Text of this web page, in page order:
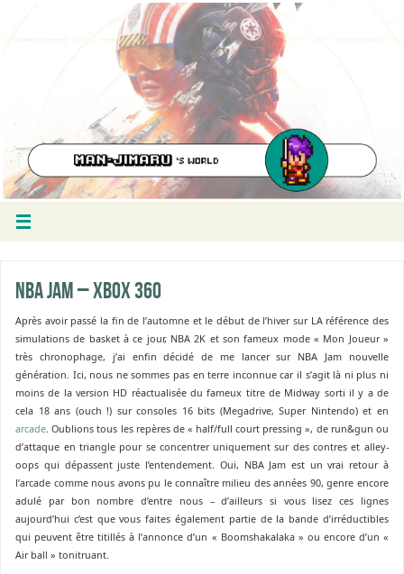
NBA Jam – Xbox 360
Après avoir passé la fin de l’automne et le début de l’hiver sur LA référence des
simulations de basket à ce jour, NBA 2K et son fameux mode « Mon Joueur »
très chronophage, j’ai enfin décidé de me lancer sur NBA Jam nouvelle
génération. Ici, nous ne sommes pas en terre inconnue car il s’agit là ni plus ni
moins de la version HD réactualisée du fameux titre de Midway sorti il y a de
cela 18 ans (ouch !) sur consoles 16 bits (Megadrive, Super Nintendo) et en
arcade. Oublions tous les repères de « half/full court pressing », de run&gun ou
d’attaque en triangle pour se concentrer uniquement sur des contres et alley-
oops qui dépassent juste l’entendement. Oui, NBA Jam est un vrai retour à
l’arcade comme nous avons pu le connaître milieu des années 90, genre encore
adulé par bon nombre d’entre nous – d’ailleurs si vous lisez ces lignes
aujourd’hui c’est que vous faites également partie de la bande d’irréductibles
qui peuvent être titillés à l’annonce d’un « Boomshakalaka » ou encore d’un «
Air ball » tonitruant.